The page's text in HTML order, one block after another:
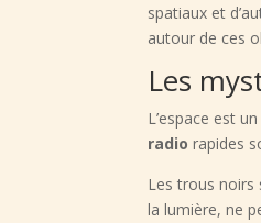
spatiaux et
autour de ces
Les
L’espace est
radio rapides
Les trous noirs
la lumière, ne